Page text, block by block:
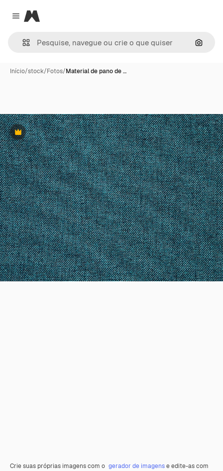
Close menu
Magnific
Início/stock/Fotos/Material de pano de …
Premium
Crie suas próprias imagens com o gerador de imagense edite-as com